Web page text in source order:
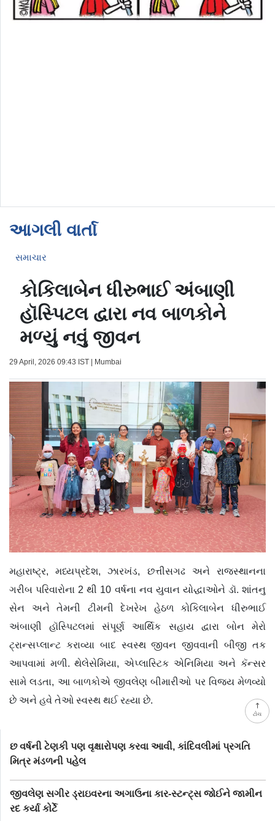
આગલી વાર્તા
સમાચાર
કોકિલાબેન ધીરુભાઈ અંબાણી
હૉસ્પિટલ દ્વારા નવ બાળકોને
મળ્યું નવું જીવન
29 April, 2026 09:43 IST | Mumbai
ટોચ
મહારાષ્ટ્ર, મધ્યપ્રદેશ, ઝારખંડ, છત્તીસગઢ અને રાજસ્થાનના
ગરીબ પરિવારોના 2 થી 10 વર્ષના નવ યુવાન યોદ્ધાઓને ડૉ. શાંતનુ
સેન અને તેમની ટીમની દેખરેખ હેઠળ કોકિલાબેન ધીરુભાઈ
અંબાણી હૉસ્પિટલમાં સંપૂર્ણ આર્થિક સહાય દ્વારા બોન મેરો
ટ્રાન્સપ્લાન્ટ કરાવ્યા બાદ સ્વસ્થ જીવન જીવવાની બીજી તક
આપવામાં મળી. થેલેસેમિયા, એપ્લાસ્ટિક એનિમિયા અને કૅન્સર
સામે લડતા, આ બાળકોએ જીવલેણ બીમારીઓ પર વિજય મેળવ્યો
છે અને હવે તેઓ સ્વસ્થ થઈ રહ્યા છે.
છ વર્ષની ટેણકી પણ વૃક્ષારોપણ કરવા આવી, કાંદિવલીમાં પ્રગતિ
મિત્ર મંડળની પહેલ
જીવલેણ સગીર ડ્રાઇવરના અગાઉના કાર-સ્ટન્ટ‍્સ જોઈને જામીન
રદ કર્યા કોર્ટે